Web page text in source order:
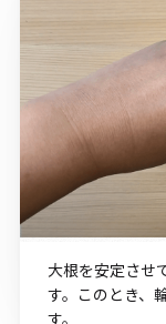
大根を安定させ
す。このとき、
す。